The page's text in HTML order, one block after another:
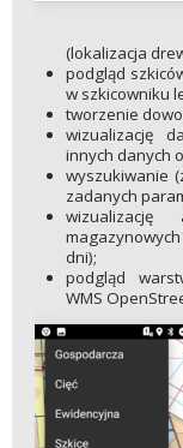
(lokalizacja
podgląd
w szkicowniku
tworzenie
wizualizację
innych danych
wyszukiwanie
zadanych
dni);
podgląd
WMS